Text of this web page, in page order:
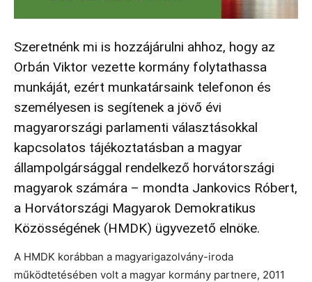
Szeretnénk mi is hozzájárulni ahhoz, hogy az
Orbán Viktor vezette kormány folytathassa
munkáját, ezért munkatársaink telefonon és
személyesen is segítenek a jövő évi
magyarországi parlamenti választásokkal
kapcsolatos tájékoztatásban a magyar
állampolgársággal rendelkező horvátországi
magyarok számára – mondta Jankovics Róbert,
a Horvátországi Magyarok Demokratikus
Közösségének (HMDK) ügyvezető elnöke.
A HMDK korábban a magyarigazolvány-iroda
működtetésében volt a magyar kormány partnere, 2011